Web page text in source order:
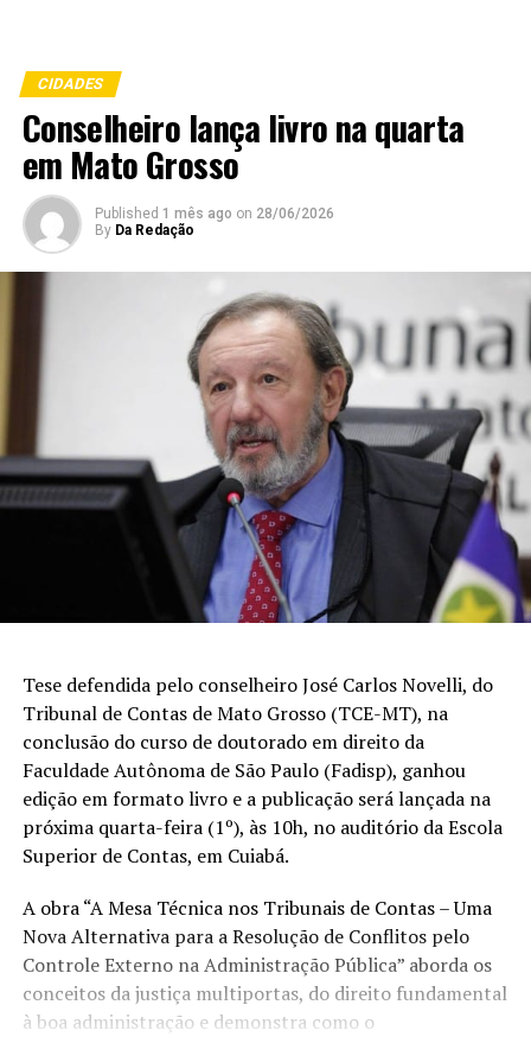
CIDADES
Conselheiro lança livro na quarta
em Mato Grosso
Published 1 mês ago on 28/06/2026
By Da Redação
Tese defendida pelo conselheiro José Carlos Novelli, do
Tribunal de Contas de Mato Grosso (TCE-MT), na
conclusão do curso de doutorado em direito da
Faculdade Autônoma de São Paulo (Fadisp), ganhou
edição em formato livro e a publicação será lançada na
próxima quarta-feira (1º), às 10h, no auditório da Escola
Superior de Contas, em Cuiabá.
A obra “A Mesa Técnica nos Tribunais de Contas – Uma
Nova Alternativa para a Resolução de Conflitos pelo
Controle Externo na Administração Pública” aborda os
conceitos da justiça multiportas, do direito fundamental
à boa administração e demonstra como o